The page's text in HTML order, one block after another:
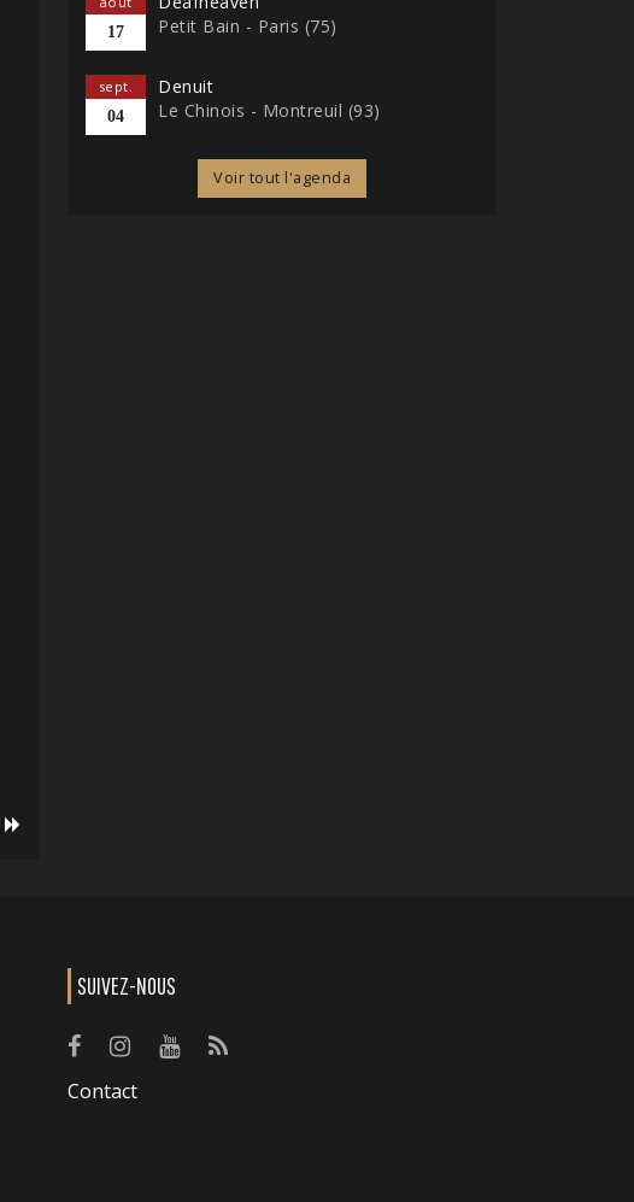
17
Petit Bain - Paris (75)
sept.
04
Denuit
Le Chinois - Montreuil (93)
Voir tout l'agenda
SUIVEZ-NOUS
Contact